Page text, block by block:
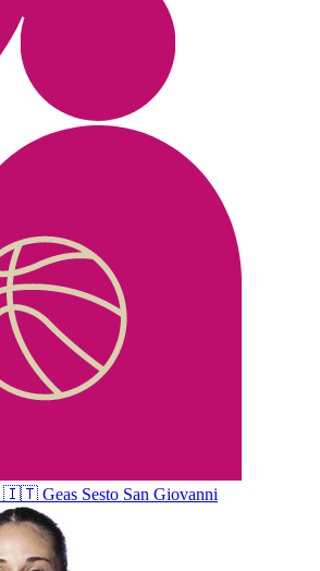
🇮🇹 Geas Sesto San Giovanni